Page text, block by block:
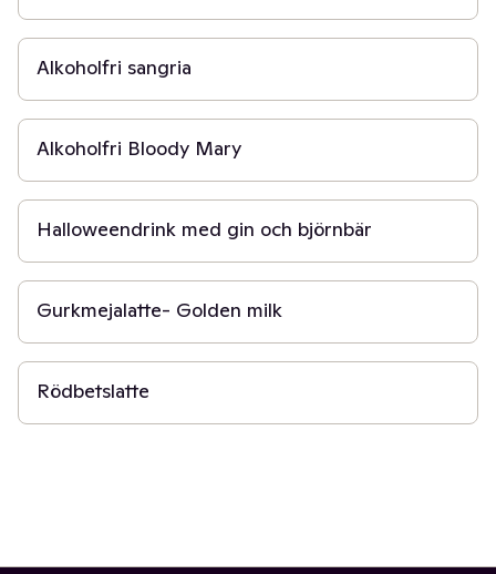
10 min
Alkoholfri sangria
5 min
Alkoholfri Bloody Mary
20 min
Halloweendrink med gin och björnbär
10 min
Gurkmejalatte- Golden milk
10 min
Rödbetslatte